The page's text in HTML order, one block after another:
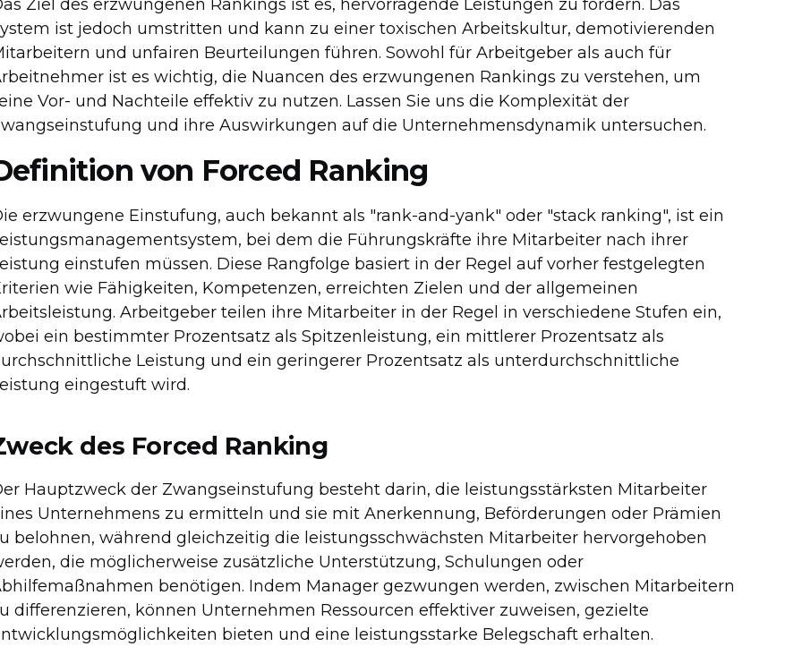
Ziel des erzwungenen Rankings ist es, hervorragende Leistungen zu fördern. Das
ist jedoch umstritten und kann zu einer toxischen Arbeitskultur, demotivierenden
und unfairen Beurteilungen führen. Sowohl für Arbeitgeber als auch für
ist es wichtig, die Nuancen des erzwungenen Rankings zu verstehen, um
Vor- und Nachteile effektiv zu nutzen. Lassen Sie uns die Komplexität der
und ihre Auswirkungen auf die Unternehmensdynamik untersuchen.
von Forced Ranking
erzwungene Einstufung, auch bekannt als "rank-and-yank" oder "stack ranking", ist ein
bei dem die Führungskräfte ihre Mitarbeiter nach ihrer
einstufen müssen. Diese Rangfolge basiert in der Regel auf vorher festgelegten
wie Fähigkeiten, Kompetenzen, erreichten Zielen und der allgemeinen
Arbeitgeber teilen ihre Mitarbeiter in der Regel in verschiedene Stufen ein,
ein bestimmter Prozentsatz als Spitzenleistung, ein mittlerer Prozentsatz als
Leistung und ein geringerer Prozentsatz als unterdurchschnittliche
eingestuft wird.
des Forced Ranking
Hauptzweck der Zwangseinstufung besteht darin, die leistungsstärksten Mitarbeiter
Unternehmens zu ermitteln und sie mit Anerkennung, Beförderungen oder Prämien
belohnen, während gleichzeitig die leistungsschwächsten Mitarbeiter hervorgehoben
die möglicherweise zusätzliche Unterstützung, Schulungen oder
benötigen. Indem Manager gezwungen werden, zwischen Mitarbeitern
differenzieren, können Unternehmen Ressourcen effektiver zuweisen, gezielte
bieten und eine leistungsstarke Belegschaft erhalten.